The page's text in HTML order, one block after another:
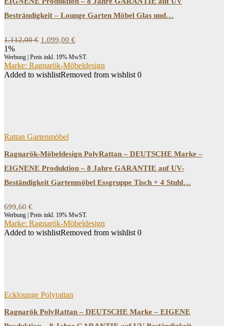
Besträndigkeit – Lounge Garten Möbel Glas und…
1.112,00€ Ursprünglicher
war:
1.112,00 €
1.099,00 €
ist:
1.099,00 €.
1%
Werbung | Preis inkl. 19% MwST.
Marke: Ragnarök-Möbeldesign
Added to wishlistRemoved from wishlist 0
Rattan Gartenmöbel
Ragnarök-Möbeldesign PolyRattan – DEUTSCHE Marke –
EIGNENE Produktion – 8 Jahre GARANTIE auf UV-
Beständigkeit Gartenmöbel Essgruppe Tisch + 4 Stuhl…
699,60 €
Werbung | Preis inkl. 19% MwST.
Marke: Ragnarök-Möbeldesign
Added to wishlistRemoved from wishlist 0
Ecklounge Polyrattan
Ragnarök PolyRattan – DEUTSCHE Marke – EIGENE